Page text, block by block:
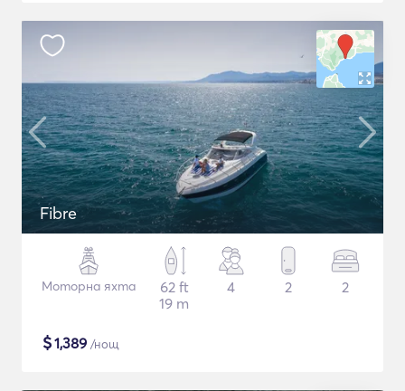
Fibre
Моторна яхта
62 ft
19 m
4 2 2
$1,389 /нощ